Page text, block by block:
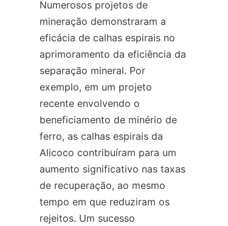
Numerosos projetos de
mineração demonstraram a
eficácia de calhas espirais no
aprimoramento da eficiência da
separação mineral. Por
exemplo, em um projeto
recente envolvendo o
beneficiamento de minério de
ferro, as calhas espirais da
Alicoco contribuíram para um
aumento significativo nas taxas
de recuperação, ao mesmo
tempo em que reduziram os
rejeitos. Um sucesso